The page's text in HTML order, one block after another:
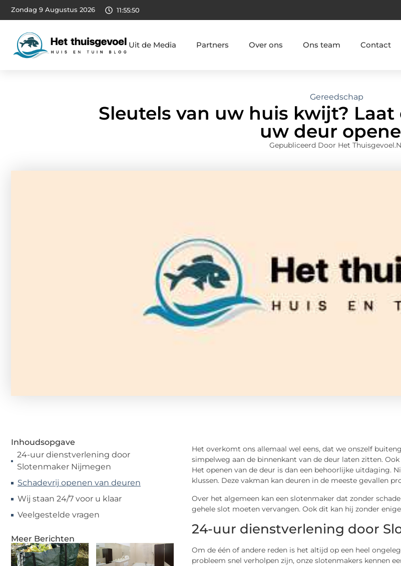
Zondag 9 Augustus 2026 11:55:51
Uit de Media Partners Over ons Ons team Contact
Gereedschap
Sleutels van uw huis kwijt?
uw deur
Gepubliceerd Door Het
Inhoudsopgave
24-uur dienstverlening door
Slotenmaker Nijmegen
Schadevrij openen van deuren
Wij staan 24/7 voor u klaar
Veelgestelde vragen
Meer Berichten
Het overkomt ons allemaal wel eens, dat we onszelf
simpelweg aan de binnenkant van de deur laten zitten.
Het openen van de deur is dan een behoorlijke uitdaging.
klussen. Deze vakman kan deuren in de meeste gevallen
Over het algemeen kan een slotenmaker dat zonder
gehele slot moeten vervangen. Ook dit kan hij zonder
24-uur dienstverlening door
Om de één of andere reden is het altijd op een heel
probleem snel verholpen zijn, onze slotenmakers kennen